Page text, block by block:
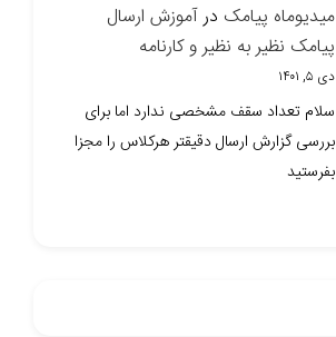
میدیوماه پیامک درآموزش ارسال
پیامک نظیر به نظیر و کارنامه
دی ۵, ۱۴۰۱
سلام تعداد سقف مشخصی ندارد اما برای
بررسی گزارش ارسال دقیقتر هرکلاس را مجزا
بفرستید